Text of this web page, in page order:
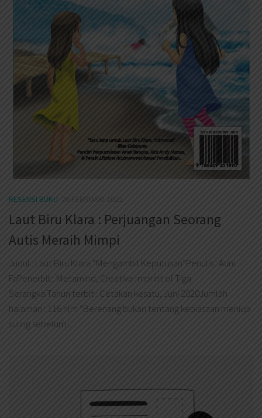
RESENSI BUKU 26 FEBRUARI 2022
Laut Biru Klara : Perjuangan Seorang
Autis Meraih Mimpi
Judul : Laut Biru Klara “Mengambil Keputusan”Penulis : Auni
FaPenerbit : Metamind, Creative Imprint of Tiga
SerangkaiTahun terbit : Cetakan kesatu, Juni 2020Jumlah
halaman : 116 hlm “Berenang bukan tentang kebiasaan meniup
suling sebelum...